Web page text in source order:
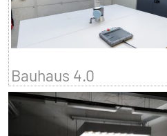
Bauhaus 4.0